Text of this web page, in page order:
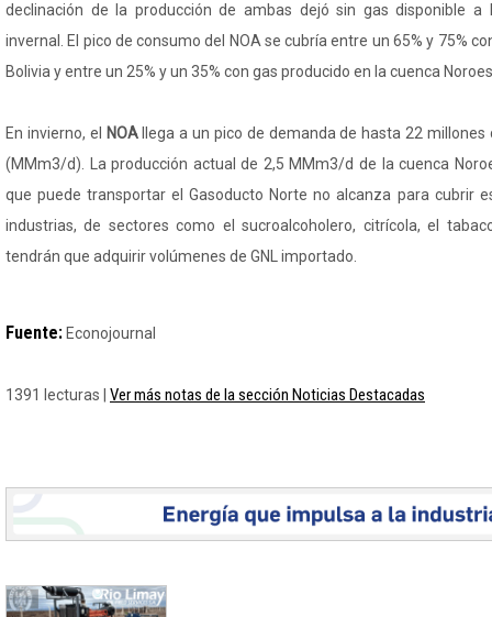
declinación de la producción de ambas dejó sin gas disponible
invernal. El pico de consumo del NOA se cubría entre un 65% y 75%
Bolivia y entre un 25% y un 35% con gas producido en la cuenca
En invierno, el NOA llega a un pico de demanda de hasta 22
(MMm3/d). La producción actual de 2,5 MMm3/d de la cuenca
que puede transportar el Gasoducto Norte no alcanza para cubrir
industrias, de sectores como el sucroalcoholero, citrícola, el
tendrán que adquirir volúmenes de GNL importado.
Fuente: Econojournal
1391 lecturas | Ver más notas de la sección Noticias Destacadas